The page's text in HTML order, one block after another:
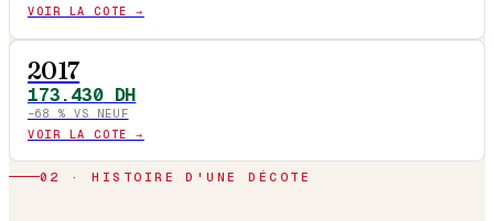
VOIR LA COTE →
2017
173.430DH
−68
% VS NEUF
VOIR LA COTE →
02 · HISTOIRE D'UNE DÉCOTE